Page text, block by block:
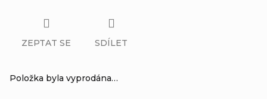
Položka byla vyprodána…
ZEPTAT SE SDÍLET